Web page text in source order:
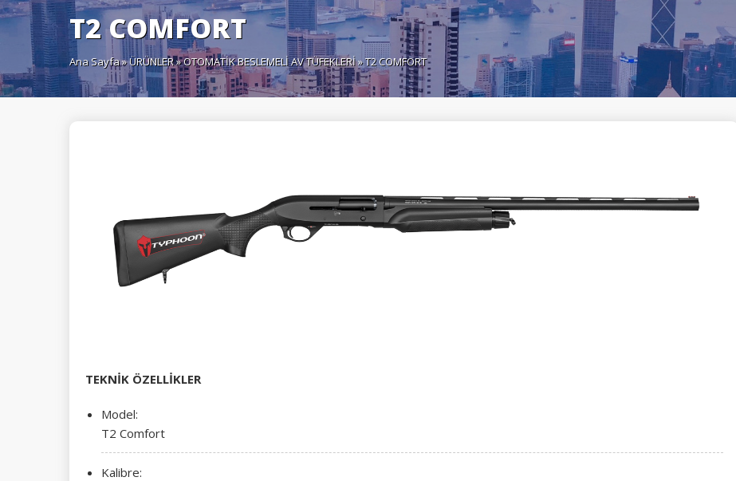
KURUSIKI TABANCALAR İLETİŞİM HAKKIMIZDA İLETİŞİM HAKKIMIZDA İLETİŞİM
HAKKIMIZDA İLETİŞİM HAKKIMIZDA İLETİŞİM HAKKIMIZDA İLETİŞİM MAĞAZAMIZ
T2 COMFORT
Ana Sayfa»ÜRÜNLER»OTOMATİK BESLEMELİ AV TÜFEKLERİ» T2 COMFORT
TEKNİK ÖZELLİKLER
Model:
T2 Comfort
Kalibre: